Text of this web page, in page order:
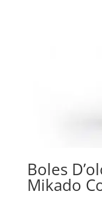
Boles
Mikado